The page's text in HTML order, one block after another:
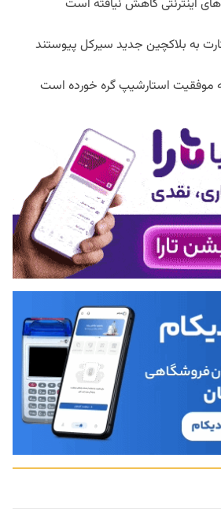
اینترنتی کاهش نیافته است
به بلاکچین جدید سیرکل پیوستند
موفقیت استارشیپ گره خورده است